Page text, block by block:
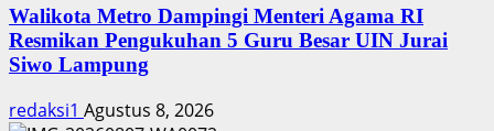
Walikota Metro Dampingi Menteri Agama RI
Resmikan Pengukuhan 5 Guru Besar UIN Jurai
Siwo Lampung
redaksi1 Agustus 8, 2026